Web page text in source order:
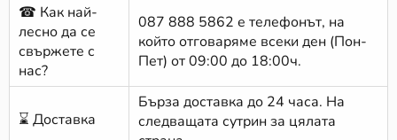
☎ Как най-
лесно да се
свържете с
нас?
087 888 5862 е телефонът, на
който отговаряме всеки ден (Пон-
Пет) от 09:00 до 18:00ч.
⌛ Доставка
Бърза доставка до 24 часа. На
следващата сутрин за цялата